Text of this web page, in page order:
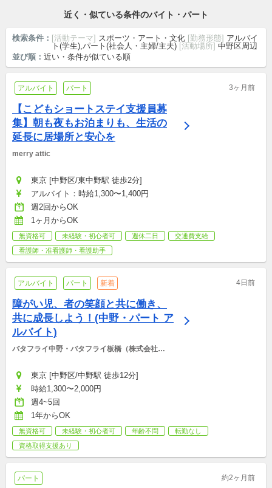
近く・似ている条件のバイト・パート
検索条件： [活動テーマ] スポーツ・アート・文化 [勤務形態] アルバイ
ト(学生),パート(社会人・主婦/主夫) [活動場所] 中野区周辺
並び順： 近い・条件が似ている順
アルバイト パート 3ヶ月前
【こどもショートステイ支援員募
集】朝も夜もお泊まりも、生活の
延長に居場所と安心を
merry attic
東京 [中野区/東中野駅 徒歩2分]
アルバイト：時給1,300〜1,400円
週2回からOK
1ヶ月からOK
無資格可 未経験・初心者可 週休二日
交通費支給
看護師・准看護師・看護助手
アルバイト パート 新着 4日前
障がい児、者の笑顔と共に働き、
共に成長しよう！(中野・パート ア
ルバイト)
バタフライ中野・バタフライ板橋（株式会社
東京 [中野区/中野駅 徒歩12分]
時給1,300〜2,000円
週4~5回
1年からOK
無資格可 未経験・初心者可 年齢不問
転勤なし
資格取得支援あり
パート 約2ヶ月前